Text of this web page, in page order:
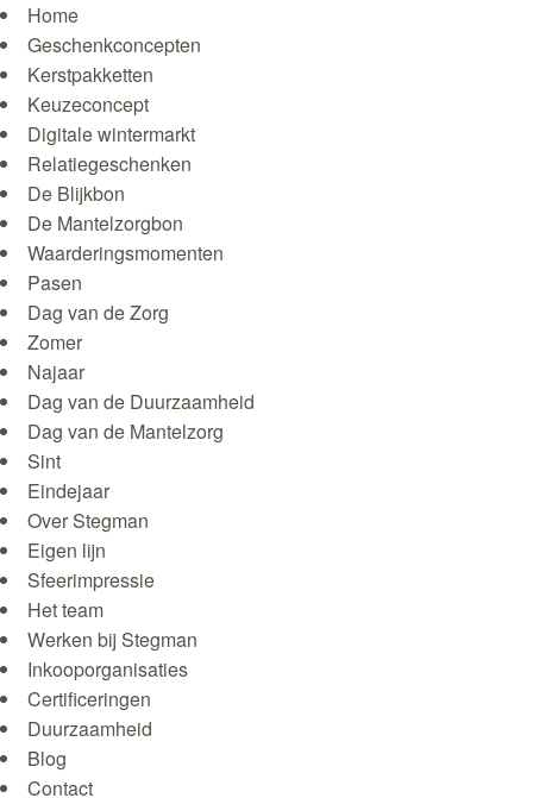
Home
Geschenkconcepten
Kerstpakketten
Keuzeconcept
Digitale wintermarkt
Relatiegeschenken
De Blijkbon
De Mantelzorgbon
Waarderingsmomenten
Pasen
Dag van de Zorg
Zomer
Najaar
Dag van de Duurzaamheid
Dag van de Mantelzorg
Sint
Eindejaar
Over Stegman
Eigen lijn
Sfeerimpressie
Het team
Werken bij Stegman
Inkooporganisaties
Certificeringen
Duurzaamheid
Blog
Contact